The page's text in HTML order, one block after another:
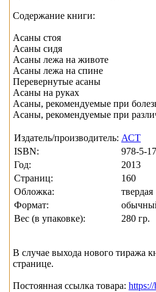
Содержание книги:
Асаны стоя
Асаны сидя
Асаны лежа на животе
Асаны лежа на спине
Перевернутые асаны
Асаны на руках
Асаны, рекомендуемые при
Асаны, рекомендуемые при
Издатель/производитель: АСТ
ISBN:
978-5-
Год:
2013
Страниц:
160
Обложка:
твердая
Формат:
Вес (в упаковке):
280 гр.
В случае выхода нового тиража
странице.
Постоянная ссылка товара: